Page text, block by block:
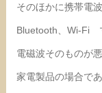
そのほかに携帯電
Bluetooth、Wi-Fi
電磁波そのものが
家電製品の場合で